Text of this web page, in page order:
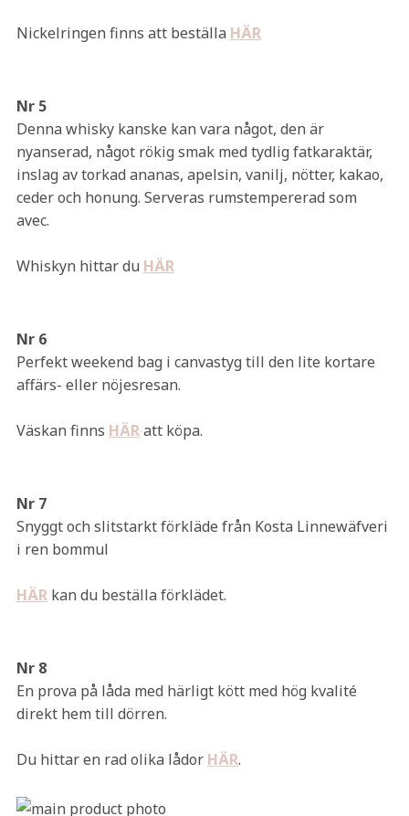
Nickelringen finns att beställa HÄR
Nr 5
Denna whisky kanske kan vara något, den är
nyanserad, något rökig smak med tydlig fatkaraktär,
inslag av torkad ananas, apelsin, vanilj, nötter, kakao,
ceder och honung. Serveras rumstempererad som
avec.
Whiskyn hittar du HÄR
Nr 6
Perfekt weekend bag i canvastyg till den lite kortare
affärs- eller nöjesresan.
Väskan finns HÄRatt köpa.
Nr 7
Snyggt och slitstarkt förkläde från Kosta Linnewäfveri
i ren bommul
HÄRkan du beställa förklädet.
Nr 8
En prova på låda med härligt kött med hög kvalité
direkt hem till dörren.
Du hittar en rad olika lådor HÄR.